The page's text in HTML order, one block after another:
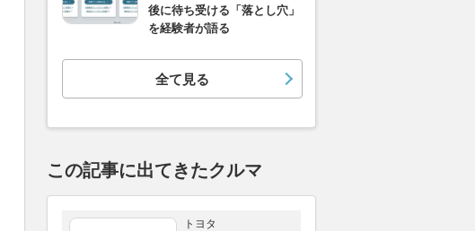
後に待ち受ける「落とし穴」
を経験者が語る
全て見る
この記事に出てきたクルマ
トヨタ